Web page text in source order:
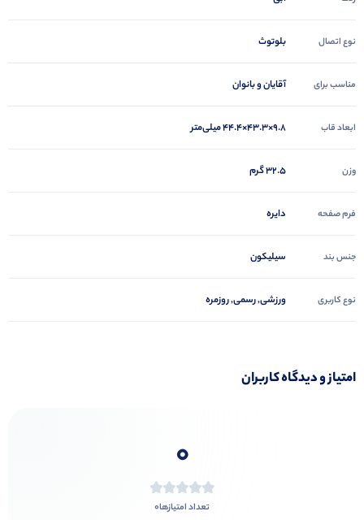
نوع اتصال بلوتوث
مناسب برای آقایان و بانوان
ابعاد قاب ۹.۸×۴۳.۳×۴۴.۴ میلی‌متر
وزن ۳۲.۵ گرم
فرم صفحه دایره
جنس بند سیلیکون
نوع کاربری ورزشی, رسمی, روزمره
امتیاز و دیدگاه کاربران
0
تعداد امتیازها0